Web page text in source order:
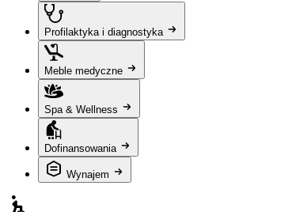
Profilaktyka i diagnostyka
Meble medyczne
Spa & Wellness
Dofinansowania
Wynajem